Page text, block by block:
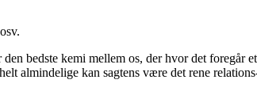
bedste kemi mellem os, der hvor det foregår
almindelige kan sagtens være det rene